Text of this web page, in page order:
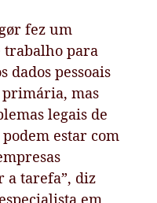
fez um
trabalho para
dados pessoais
primária, mas
legais de
estar com
a tarefa”, diz
em